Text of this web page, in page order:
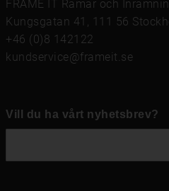
FRAME IT Ramar och
Kungsgatan 41, 111 56
+46 (0)8 142122
kundservice@frameit.se
Vill du ha vårt nyhetsbrev?